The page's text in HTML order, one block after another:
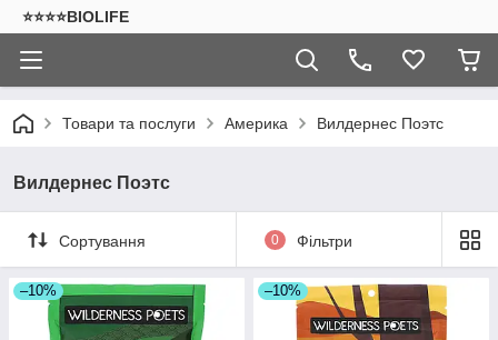
⭐⭐⭐⭐BIOLIFE
Товари та послуги Америка Вилдернес Поэтс
Вилдернес Поэтс
Сортування 0 Фільтри
–10% –10%